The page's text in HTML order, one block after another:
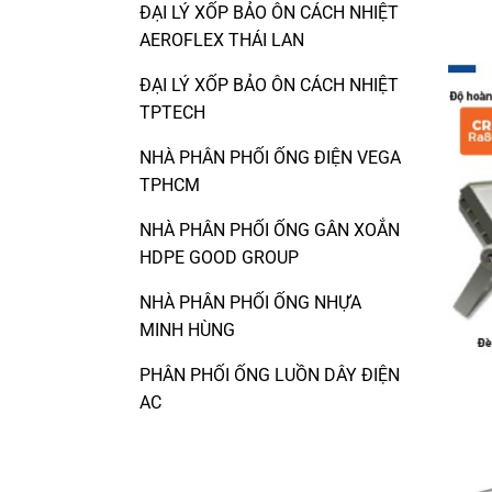
ĐẠI LÝ XỐP BẢO ÔN CÁCH NHIỆT
AEROFLEX THÁI LAN
ĐẠI LÝ XỐP BẢO ÔN CÁCH NHIỆT
TPTECH
NHÀ PHÂN PHỐI ỐNG ĐIỆN VEGA
TPHCM
NHÀ PHÂN PHỐI ỐNG GÂN XOẮN
HDPE GOOD GROUP
NHÀ PHÂN PHỐI ỐNG NHỰA
MINH HÙNG
PHÂN PHỐI ỐNG LUỒN DÂY ĐIỆN
AC